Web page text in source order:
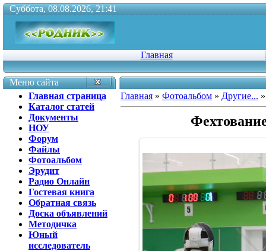
Суббота, 08.08.2026, 21:41
Главная
Меню сайта
Главная страница
Каталог статей
Документы
НОУ
Форум
Файлы
Фотоальбом
Эрудит
Радио Онлайн
Гостевая книга
Обратная связь
Доска объявлений
Методичка
Юный
исследователь
Главная » Фотоальбом » Другие...